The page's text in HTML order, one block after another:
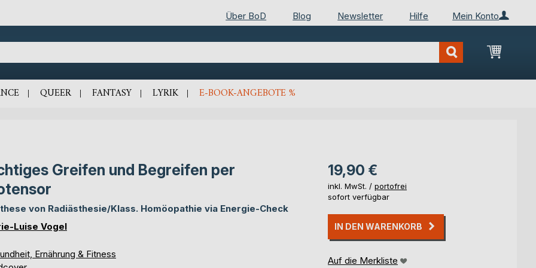
Mein Konto
Über BoD Blog Newsletter Hilfe
Mein
QUEER FANTASY LYRIK E-BOOK-ANGEBOTE %
Greifen und Begreifen per
von Radiästhesie/Klass. Homöopathie via Energie-Check
Luise Vogel
Ernährung & Fitness
19,90 €
inkl. MwSt. / portofrei
sofort verfügbar
IN DEN WARENKORB
Auf die Merkliste